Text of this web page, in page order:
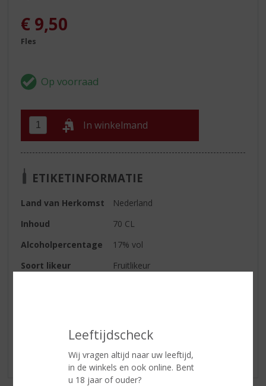
Leeftijdscheck
Wij vragen altijd naar uw leeftijd,
in de winkels en ook online. Bent
u 18 jaar of ouder?
€ 9,50
Fles
In winkelmand
ETIKETINFORMATIE
Land van Herkomst
Nederland
Inhoud
70 CL
Alcoholpercentage
17% vol
Soort likeur
Fruitlikeur
Schrijf een review
Er zijn nog geen reviews geplaatst voor dit product